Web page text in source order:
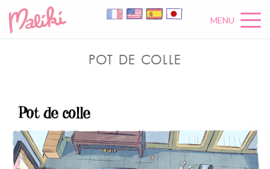
MENU
POT DE COLLE